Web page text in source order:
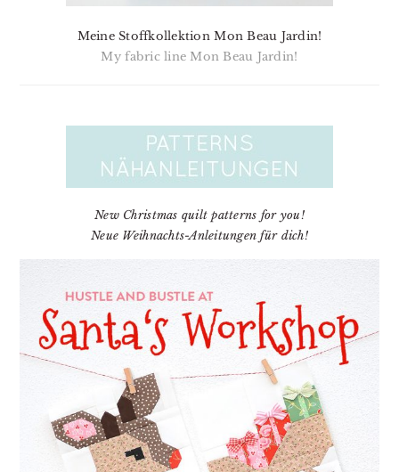
Meine Stoffkollektion Mon Beau Jardin!
My fabric line Mon Beau Jardin!
New Christmas quilt patterns for you!
Neue Weihnachts-Anleitungen für dich!